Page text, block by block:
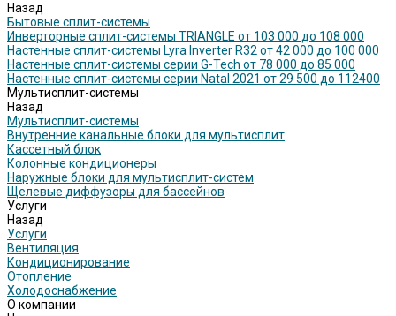
Назад
Бытовые сплит-системы
Инверторные сплит-системы TRIANGLE от 103 000 до 108 000
Настенные сплит-системы Lyra Inverter R32 от 42 000 до 100 000
Настенные сплит-системы серии G-Tech от 78 000 до 85 000
Настенные сплит-системы серии Natal 2021 от 29 500 до 112400
Мультисплит-системы
Назад
Мультисплит-системы
Внутренние канальные блоки для мультисплит
Кассетный блок
Колонные кондиционеры
Наружные блоки для мультисплит-систем
Щелевые диффузоры для бассейнов
Услуги
Назад
Услуги
Вентиляция
Кондиционирование
Отопление
Холодоснабжение
О компании